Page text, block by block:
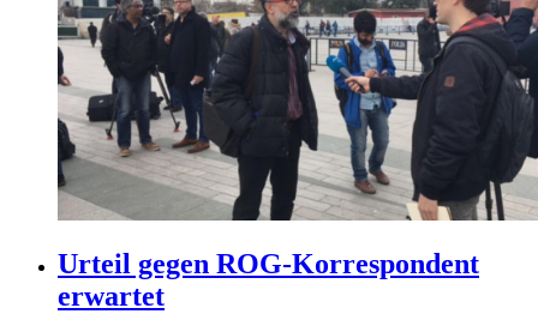
Urteil gegen ROG-Korrespondent
erwartet